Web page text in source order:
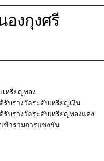
องกุงศรี
เหรียญทอง
รับรางวัลระดับเหรียญเงิน
รับรางวัลระดับเหรียญทองแดง
เข้าร่วมการแข่งขัน